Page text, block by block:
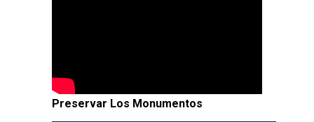
Preservar Los Monumentos